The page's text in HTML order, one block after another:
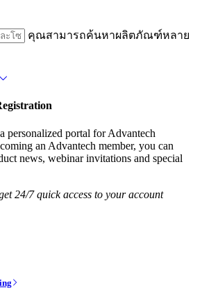
คุณสามารถค้นหาผลิตภัณฑ์หลาย
personalized portal for Advantech
an Advantech member, you can
news, webinar invitations and special
24/7 quick access to your account